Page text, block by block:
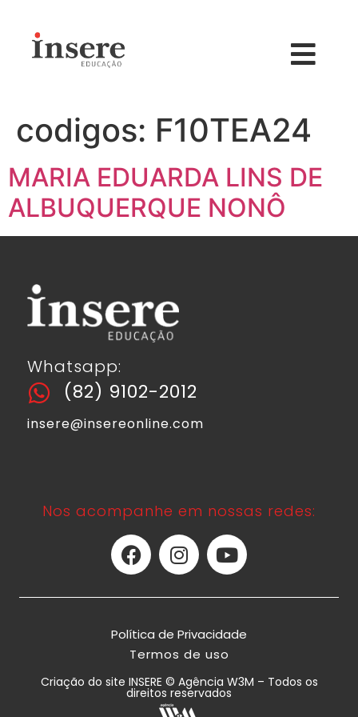
codigos: F10TEA24
MARIA EDUARDA LINS DE
ALBUQUERQUE NONÔ
Whatsapp:
(82) 9102-2012
insere@insereonline.com
Nos acompanhe em nossas redes:
Política de Privacidade
Termos de uso
Criação do site INSERE © Agência W3M – Todos os
direitos reservados